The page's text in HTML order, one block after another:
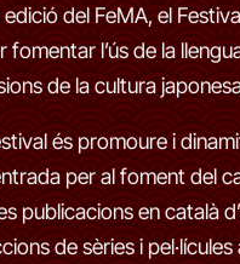
del FeMA, el
fomentar l’ús de la
de la cultura
és promoure i
per al foment del
publicacions en català
de sèries i